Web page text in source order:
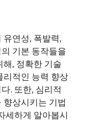
연성, 폭발력,
기본 동작들을
, 정확한 기술
리적인 능력 향상
. 또한, 심리적
향상시키는 기법
세하게 알아봅시